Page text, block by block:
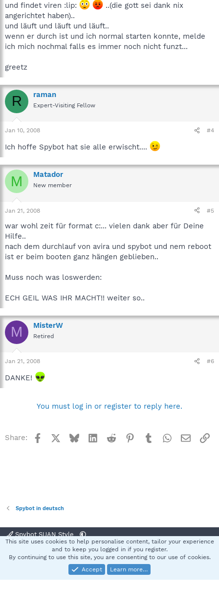
und findet viren :lip:
..(die gott sei dank nix
angerichtet haben)..
und läuft und läuft und läuft..
wenn er durch ist und ich normal starten konnte, melde
ich mich nochmal falls es immer noch nicht funzt...
greetz
R raman
Expert-Visiting Fellow
Jan 10, 2008 #4
Ich hoffe Spybot hat sie alle erwischt....
M Matador
New member
Jan 21, 2008 #5
war wohl zeit für format c:... vielen dank aber für Deine
Hilfe..
nach dem durchlauf von avira und spybot und nem reboot
ist er beim booten ganz hängen geblieben..
Muss noch was loswerden:
ECH GEIL WAS IHR MACHT!! weiter so..
M MisterW
Retired
Jan 21, 2008 #6
DANKE!
You must log in or register to reply here.
Share: Facebook BlueskyLinkedInReddit Pinterest
TumblrWhatsApp
Email
Spybot in deutsch
Spybot SUAN Style
Terms and rules Privacy policy Help
S
Community platform by XenForo® © 2010-2025 XenForo Ltd.
This site uses cookies to help personalise content, tailor your experience
and to keep you logged in if you register.
By continuing to use this site, you are consenting to our use of cookies.
Accept
Learn more…